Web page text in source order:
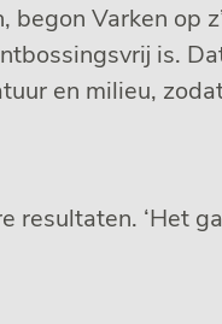
Varken op
is.
en milieu,
‘Het